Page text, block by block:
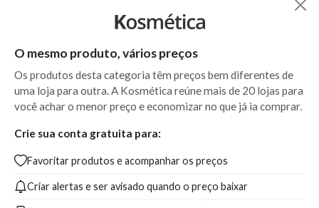
Economize R$ 89,63 (30%)
Leave In Wella Miracle Hair
Rescue Ultimate Repair 95 Ml
A partir de:
R$200,36
R$289,99
Economize R$ 39,99 (28%)
Leave-in Wella Professionals
A partir de:
R$100,00
R$
O mesmo produto, vários preços
Os produtos desta categoria têm preços bem diferentes de
uma loja para outra. A Kosmética reúne mais de 20 lojas para
você achar o menor preço e economizar no que já ia comprar.
Crie sua conta gratuita para:
Favoritar produtos e acompanhar os preços
Criar alertas e ser avisado quando o preço baixar